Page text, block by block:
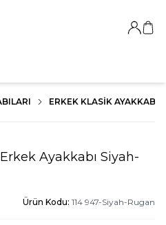
Giriş
ERKEK KLASIK AYAKKABI
Ayakkabı Siyah-
Ürün Kodu: 114 947-Siyah-Rugan